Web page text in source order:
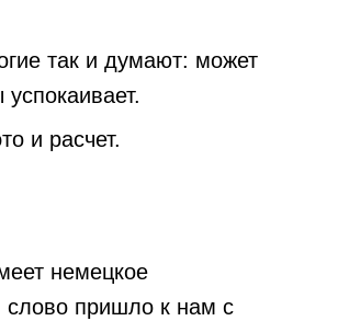
так и думают: может
и расчет.
немецкое
слово пришло к нам с